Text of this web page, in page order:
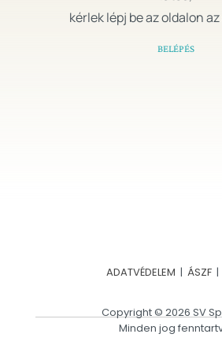
kérlek lépj be az oldalon
BELÉPÉS
ADATVÉDELEM | ÁSZF
Copyright © 2026 SV
Minden jog